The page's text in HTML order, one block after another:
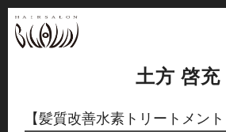
土方 啓充
【髪質改善水素トリートメン